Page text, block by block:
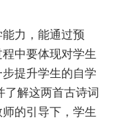
力，能通过预
中要体现对学生
提升学生的自学
了解这两首古诗词
的引导下，学生